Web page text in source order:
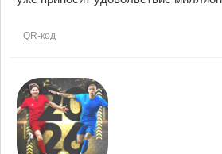
QR-код